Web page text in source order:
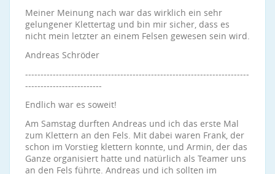
Meiner Meinung nach war das wirklich ein sehr
gelungener Klettertag und bin mir sicher, dass es
nicht mein letzter an einem Felsen gewesen sein wird.
Andreas Schröder
-------------------------------------------------------------------------
-------------------------
Endlich war es soweit!
Am Samstag durften Andreas und ich das erste Mal
zum Klettern an den Fels. Mit dabei waren Frank, der
schon im Vorstieg klettern konnte, und Armin, der das
Ganze organisiert hatte und natürlich als Teamer uns
an den Fels führte. Andreas und ich sollten im